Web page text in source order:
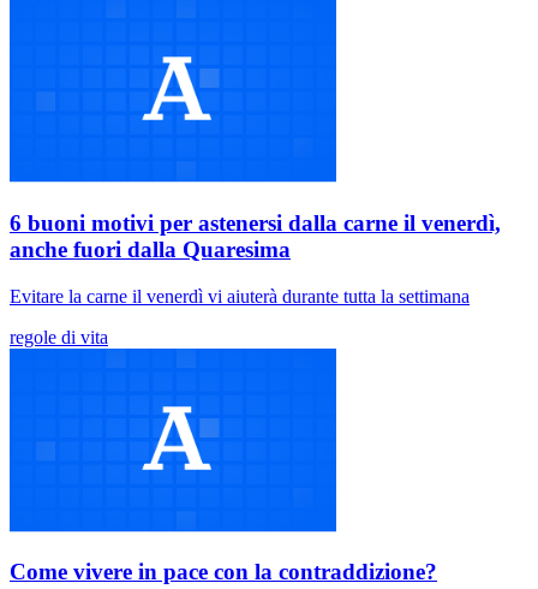
6 buoni motivi per astenersi dalla carne il venerdì,
anche fuori dalla Quaresima
Evitare la carne il venerdì vi aiuterà durante tutta la settimana
regole di vita
Come vivere in pace con la contraddizione?